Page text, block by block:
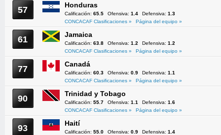
57 Honduras
Calificación: 65.5 Ofensiva: 1.4 Defensiva: 1.3
CONCACAF Clasificaciones »
Página del equipo »
61 Jamaica
Calificación: 63.8 Ofensiva: 1.2 Defensiva: 1.2
CONCACAF Clasificaciones »
Página del equipo »
77 Canadá
Calificación: 60.3 Ofensiva: 0.9 Defensiva: 1.1
CONCACAF Clasificaciones »
Página del equipo »
90 Trinidad y Tobago
Calificación: 55.7 Ofensiva: 1.1 Defensiva: 1.6
CONCACAF Clasificaciones »
Página del equipo »
93 Haití
Calificación: 55.0 Ofensiva: 0.9 Defensiva: 1.4